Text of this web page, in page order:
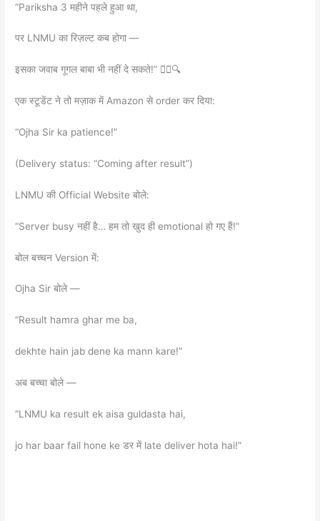
“Pariksha 3 महीने पहले हुआ था,
पर LNMU का रिज़ल्ट कब होगा —
इसका जवाब गूगल बाबा भी नहीं दे सकते!” 🤷‍♂️🔍
एक स्टूडेंट ने तो मज़ाक में Amazon से order कर दिया:
“Ojha Sir ka patience!”
(Delivery status: “Coming after result”)
LNMU की Official Website बोले:
“Server busy नहीं है… हम तो खुद ही emotional हो गए हैं!”
बोल बच्चन Version में:
Ojha Sir बोले —
“Result hamra ghar me ba,
dekhte hain jab dene ka mann kare!”
अब बच्चा बोले —
“LNMU ka result ek aisa guldasta hai,
jo har baar fail hone ke डर में late deliver hota hai!”